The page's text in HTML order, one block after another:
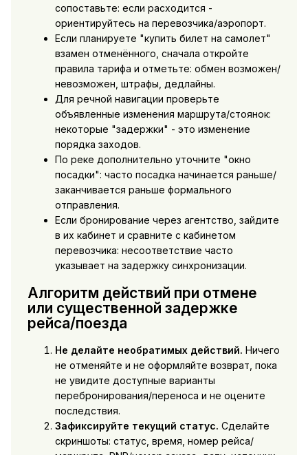
сопоставьте: если расходится -
ориентируйтесь на перевозчика/аэропорт.
Если планируете "купить билет на самолет"
взамен отменённого, сначала откройте
правила тарифа и отметьте: обмен возможен/
невозможен, штрафы, дедлайны.
Для речной навигации проверьте
объявленные изменения маршрута/стоянок:
некоторые "задержки" - это изменение
порядка заходов.
По реке дополнительно уточните "окно
посадки": часто посадка начинается раньше/
заканчивается раньше формального
отправления.
Если бронирование через агентство, зайдите
в их кабинет и сравните с кабинетом
перевозчика: несоответствие часто
указывает на задержку синхронизации.
Алгоритм действий при отмене
или существенной задержке
рейса/поезда
Не делайте необратимых действий. Ничего
не отменяйте и не оформляйте возврат, пока
не увидите доступные варианты
перебронирования/переноса и не оцените
последствия.
Зафиксируйте текущий статус. Сделайте
скриншоты: статус, время, номер рейса/